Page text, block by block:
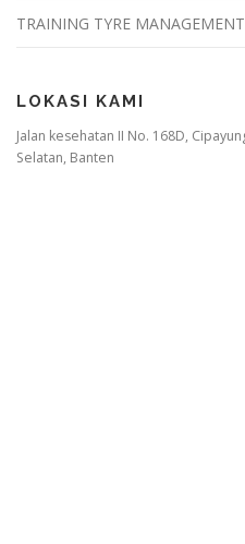
TRAINING TYRE MANAGEMENT
LOKASI KAMI
Jalan kesehatan II No. 168D,
Selatan, Banten